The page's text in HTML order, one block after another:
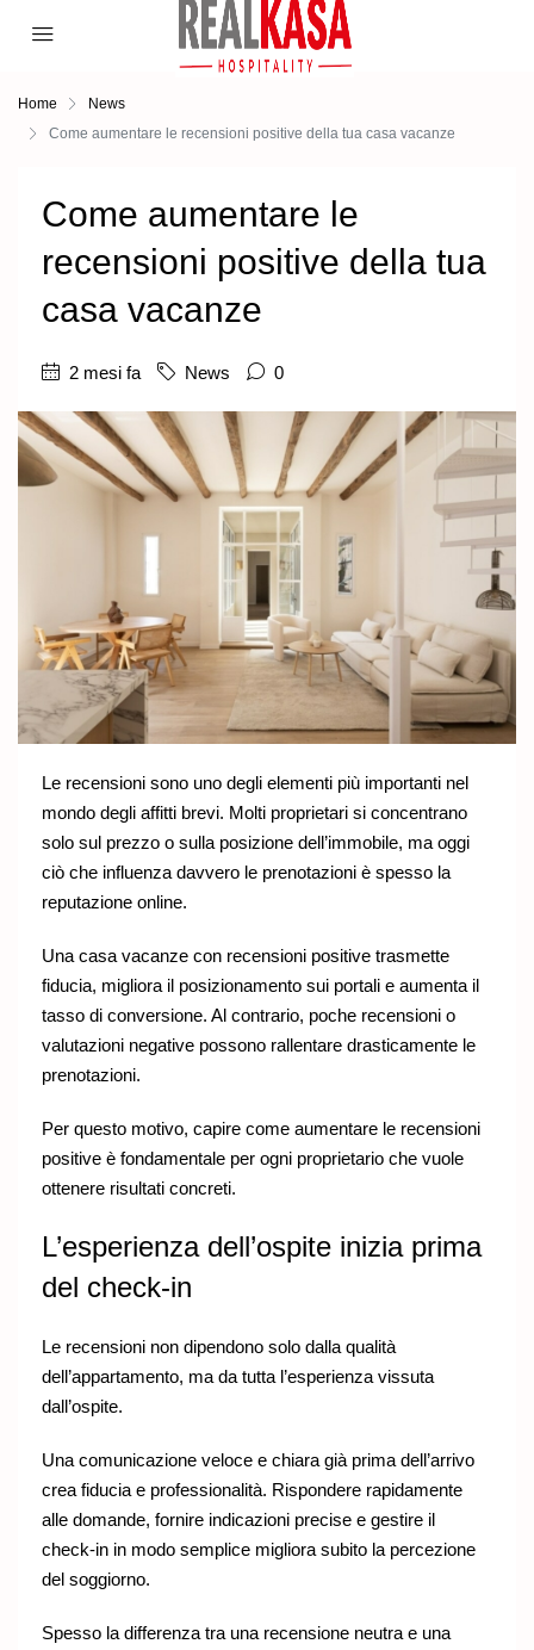
Home
News
Come aumentare le recensioni positive della tua casa vacanze
Come aumentare le
recensioni positive della tua
casa vacanze
2 mesi fa News 0
Le recensioni sono uno degli elementi più importanti nel
mondo degli affitti brevi. Molti proprietari si concentrano
solo sul prezzo o sulla posizione dell’immobile, ma oggi
ciò che influenza davvero le prenotazioni è spesso la
reputazione online.
Una casa vacanze con recensioni positive trasmette
fiducia, migliora il posizionamento sui portali e aumenta il
tasso di conversione. Al contrario, poche recensioni o
valutazioni negative possono rallentare drasticamente le
prenotazioni.
Per questo motivo, capire come aumentare le recensioni
positive è fondamentale per ogni proprietario che vuole
ottenere risultati concreti.
L’esperienza dell’ospite inizia prima
del check-in
Le recensioni non dipendono solo dalla qualità
dell’appartamento, ma da tutta l’esperienza vissuta
dall’ospite.
Una comunicazione veloce e chiara già prima dell’arrivo
crea fiducia e professionalità. Rispondere rapidamente
alle domande, fornire indicazioni precise e gestire il
check-in in modo semplice migliora subito la percezione
del soggiorno.
Spesso la differenza tra una recensione neutra e una